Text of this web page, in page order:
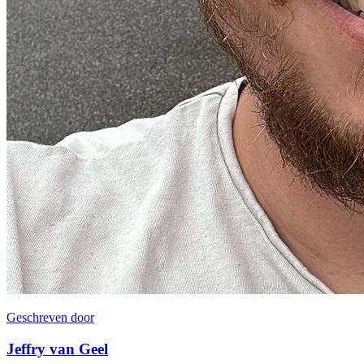
Geschreven door
Jeffry van Geel